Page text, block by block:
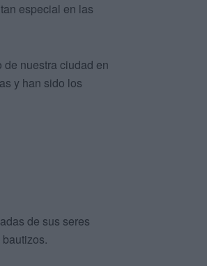
especial en las
nuestra ciudad en
y han sido los
de sus seres